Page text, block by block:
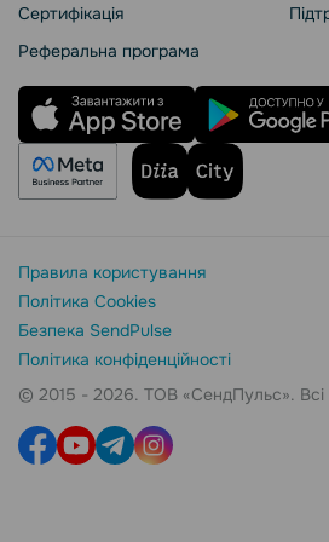
Сертифікація
Реферальна програма
Правила користування
Політика Cookies
Безпека SendPulse
Політика конфіденційності
© 2015 - 2026. ТОВ «СендПульс». Всі